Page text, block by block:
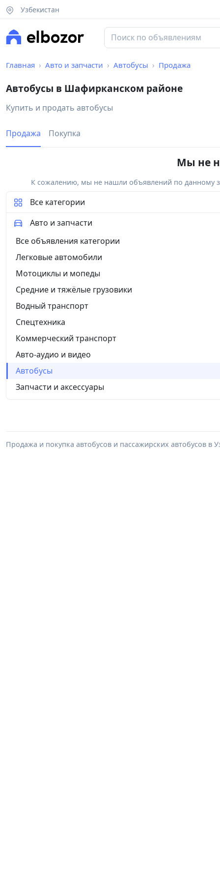
Узбекистан
Главная Авто и запчасти Автобусы Продажа
Автобусы в Шафирканском районе
Купить и продать автобусы
Продажа Покупка
Мы не
К сожалению, мы не нашли объявлений по данному
Все категории
Авто и запчасти
Все объявления категории
Легковые автомобили
Мотоциклы и мопеды
Средние и тяжёлые грузовики
Водный транспорт
Спецтехника
Коммерческий транспорт
Авто-аудио и видео
Автобусы
Запчасти и аксессуары
Продажа и покупка автобусов и пассажирских автобусов в